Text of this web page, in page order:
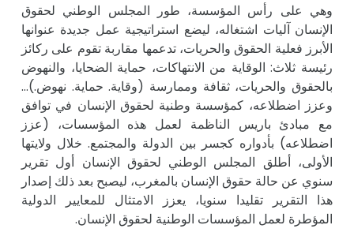
وهي على رأس المؤسسة، طور المجلس الوطني لحقوق
الإنسان آليات اشتغاله، ليضع استراتيجية عمل جديدة عنوانها
الأبرز فعلية الحقوق والحريات، تدعمها مقاربة تقوم على ركائز
رئيسة ثلاث: الوقاية من الانتهاكات، حماية الضحايا، والنهوض
بالحقوق والحريات، ثقافة وممارسة (وقاية. حماية. نهوض.)…
وعزز اضطلاعه، كمؤسسة وطنية لحقوق الإنسان في توافق
مع مبادئ باريس الناظمة لعمل هذه المؤسسات، (عزز
اضطلاعه) بأدواره كجسر بين الدولة والمجتمع. خلال ولايتها
الأولى، أطلق المجلس الوطني لحقوق الإنسان أول تقرير
سنوي عن حالة حقوق الإنسان بالمغرب، ليصبح بعد ذلك إصدار
هذا التقرير تقليدا سنويا، يعزز الامتثال للمعايير الدولية
المؤطرة لعمل المؤسسات الوطنية لحقوق الإنسان.